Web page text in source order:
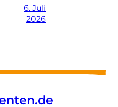
6. Juli
2026